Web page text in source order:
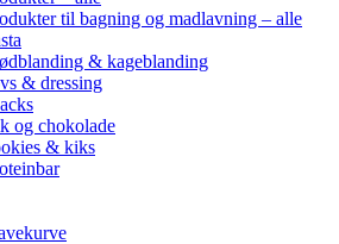
til bagning og madlavning – alle
& kageblanding
& dressing
og chokolade
& kiks